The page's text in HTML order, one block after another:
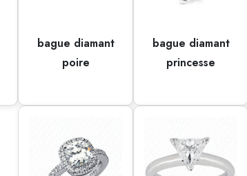
bague diamant
poire
bague diamant
princesse